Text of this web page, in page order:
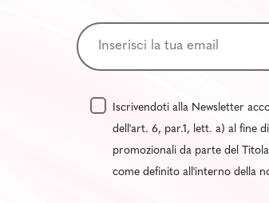
Iscrivendoti alla Newsletter
dell'art. 6, par.1, lett. a) al fine
promozionali da parte del
come definito all'interno della